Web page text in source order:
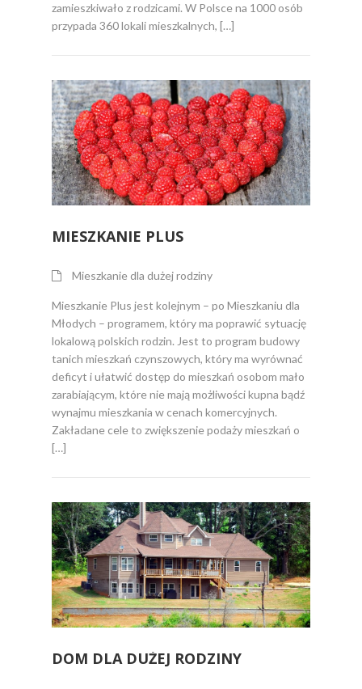
zamieszkiwało z rodzicami. W Polsce na 1000 osób
przypada 360 lokali mieszkalnych, […]
MIESZKANIE PLUS
Mieszkanie dla dużej rodziny
Mieszkanie Plus jest kolejnym – po Mieszkaniu dla
Młodych – programem, który ma poprawić sytuację
lokalową polskich rodzin. Jest to program budowy
tanich mieszkań czynszowych, który ma wyrównać
deficyt i ułatwić dostęp do mieszkań osobom mało
zarabiającym, które nie mają możliwości kupna bądź
wynajmu mieszkania w cenach komercyjnych.
Zakładane cele to zwiększenie podaży mieszkań o
[…]
DOM DLA DUŻEJ RODZINY